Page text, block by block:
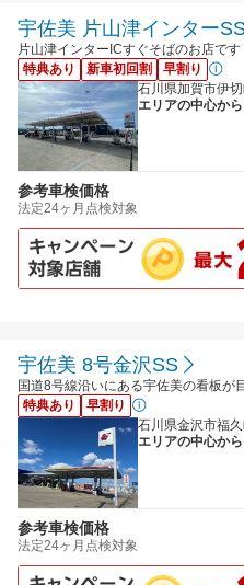
宇佐美 片山津インター
片山津インターICすぐそばのお店で
特典あり
新車初回割
早割り
石川県加賀市伊
エリアの中心から
参考車検価格
法定24ヶ月点検対象
宇佐美 8号金沢SS
国道8号線沿いにある宇佐美の看板が
特典あり
早割り
石川県金沢市福久
エリアの中心から
参考車検価格
法定24ヶ月点検対象